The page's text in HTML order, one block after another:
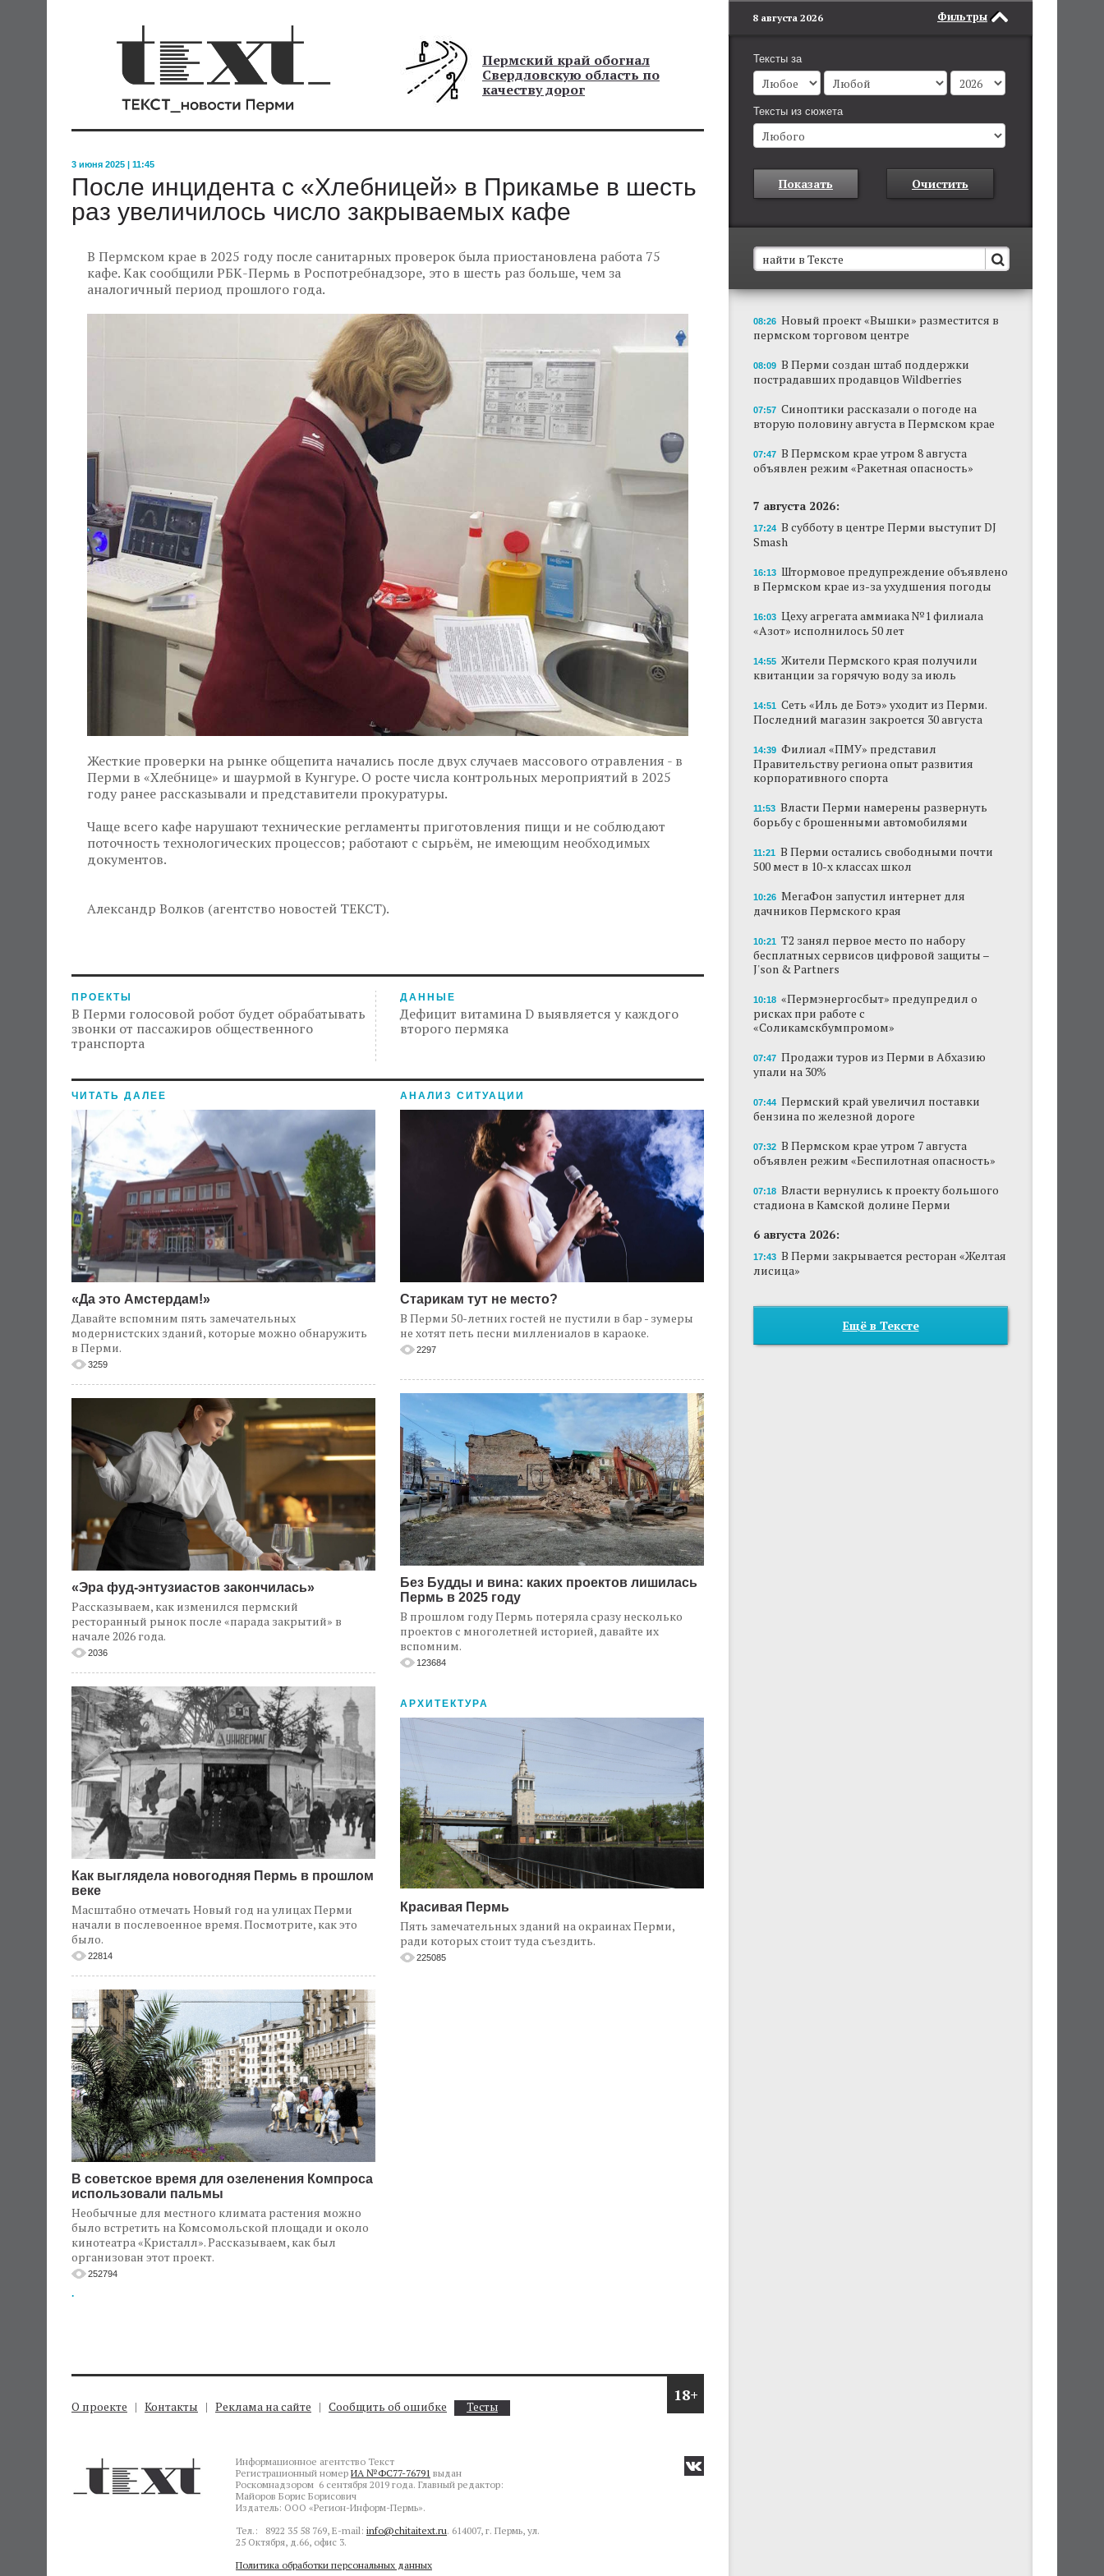
Пермский край обогнал
Свердловскую область по
качеству дорог
3 июня 2025 | 11:45
После инцидента с «Хлебницей» в Прикамье в шесть
раз увеличилось число закрываемых кафе
В Пермском крае в 2025 году после санитарных проверок была приостановлена работа 75
кафе. Как сообщили РБК-Пермь в Роспотребнадзоре, это в шесть раз больше, чем за
аналогичный период прошлого года.
Жесткие проверки на рынке общепита начались после двух случаев массового отравления - в
Перми в «Хлебнице» и шаурмой в Кунгуре. О росте числа контрольных мероприятий в 2025
году ранее рассказывали и представители прокуратуры.
Чаще всего кафе нарушают технические регламенты приготовления пищи и не соблюдают
поточность технологических процессов; работают с сырьём, не имеющим необходимых
документов.
Александр Волков (агентство новостей ТЕКСТ).
ПРОЕКТЫ
В Перми голосовой робот будет обрабатывать
звонки от пассажиров общественного
транспорта
ДАННЫЕ
Дефицит витамина D выявляется у каждого
второго пермяка
ЧИТАТЬ ДАЛЕЕ
«Да это Амстердам!»
Давайте вспомним пять замечательных
модернистских зданий, которые можно обнаружить
в Перми.
3259
«Эра фуд-энтузиастов закончилась»
Рассказываем, как изменился пермский
ресторанный рынок после «парада закрытий» в
начале 2026 года.
2036
Как выглядела новогодняя Пермь в прошлом
веке
Масштабно отмечать Новый год на улицах Перми
начали в послевоенное время. Посмотрите, как это
было.
22814
В советское время для озеленения Компроса
использовали пальмы
Необычные для местного климата растения можно
было встретить на Комсомольской площади и около
кинотеатра «Кристалл». Рассказываем, как был
организован этот проект.
252794
.
АНАЛИЗ СИТУАЦИИ
Старикам тут не место?
В Перми 50-летних гостей не пустили в бар - зумеры
не хотят петь песни миллениалов в караоке.
2297
Без Будды и вина: каких проектов лишилась
Пермь в 2025 году
В прошлом году Пермь потеряла сразу несколько
проектов с многолетней историей, давайте их
вспомним.
123684
АРХИТЕКТУРА
Красивая Пермь
Пять замечательных зданий на окраинах Перми,
ради которых стоит туда съездить.
225085
18+
О проекте Контакты Реклама на сайте Сообщить об ошибке Тесты
Информационное агентство Текст
Регистрационный номер ИА №ФС77-76791 выдан
Роскомнадзором 6 сентября 2019 года. Главный редактор:
Майоров Борис Борисович
Издатель: ООО «Регион-Информ-Пермь».
Тел.: 8922 35 58 769, E-mail: info@chitaitext.ru. 614007, г. Пермь, ул.
25 Октября, д.66, офис 3.
Политика обработки персональных данных
Фильтры
8 августа 2026
Тексты за
Тексты из сюжета
Показать Очистить
В Пермском крае установят новые станции
обнаружения беспилотников
Они используются для обнаружения и
отслеживания БПЛА в воздухе.
Новый проект «Вышки» разместится в
пермском торговом центре
пострадавших продавцов Wildberries
Сеть «Иль де Ботэ» уходит из Перми
Власти Перми намерены развернуть борьбу
с брошенными автомобилями
Продажи туров из Перми в Абхазию упали
на 30%
стадиона в Камской долине Перми
08:26 Новый проект «Вышки» разместится в
пермском торговом центре
08:09 В Перми создан штаб поддержки
пострадавших продавцов Wildberries
07:57 Синоптики рассказали о погоде на
вторую половину августа в Пермском крае
07:47 В Пермском крае утром 8 августа
объявлен режим «Ракетная опасность»
7 августа 2026:
17:24 В субботу в центре Перми выступит DJ
Smash
16:13 Штормовое предупреждение объявлено
в Пермском крае из-за ухудшения погоды
16:03 Цеху агрегата аммиака №1 филиала
«Азот» исполнилось 50 лет
14:55 Жители Пермского края получили
квитанции за горячую воду за июль
14:51 Сеть «Иль де Ботэ» уходит из Перми.
Последний магазин закроется 30 августа
14:39 Филиал «ПМУ» представил
Правительству региона опыт развития
корпоративного спорта
11:53 Власти Перми намерены развернуть
борьбу с брошенными автомобилями
11:21 В Перми остались свободными почти
500 мест в 10-х классах школ
10:26 МегаФон запустил интернет для
дачников Пермского края
10:21 Т2 занял первое место по набору
бесплатных сервисов цифровой защиты –
J'son & Partners
10:18 «Пермэнергосбыт» предупредил о
рисках при работе с
«Соликамскбумпромом»
07:47 Продажи туров из Перми в Абхазию
упали на 30%
07:44 Пермский край увеличил поставки
бензина по железной дороге
07:32 В Пермском крае утром 7 августа
объявлен режим «Беспилотная опасность»
07:18 Власти вернулись к проекту большого
стадиона в Камской долине Перми
6 августа 2026:
17:43 В Перми закрывается ресторан «Желтая
лисица»
Ещё в Тексте